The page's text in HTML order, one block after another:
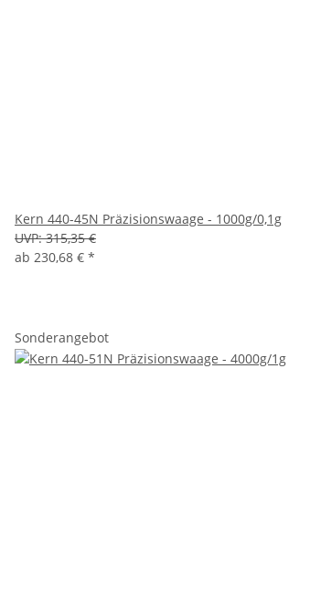
Kern 440-45N Präzisionswaage - 1000g/0,1g
UVP: 315,35 €
ab 230,68 € *
Sonderangebot